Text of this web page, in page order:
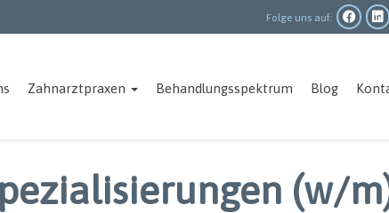
Folge uns auf:
Zahnarztpraxen Behandlungsspektrum Blog
(w/